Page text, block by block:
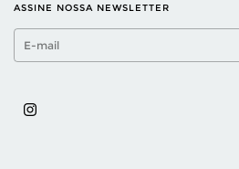
ASSINE NOSSA NEWSLETTER